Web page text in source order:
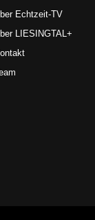
Echtzeit-TV
LIESINGTAL+